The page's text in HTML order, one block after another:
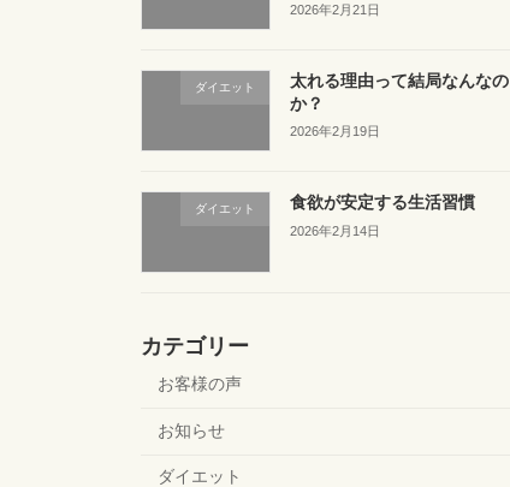
2026年2月21日
ダイエット
太れる理由って結局なんなの
か？
2026年2月19日
ダイエット 食欲が安定する生活習慣
2026年2月14日
カテゴリー
お客様の声
お知らせ
ダイエット